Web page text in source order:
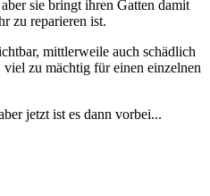
sie bringt ihren Gatten damit
zu reparieren ist.
mittlerweile auch schädlich
zu mächtig für einen einzelnen
jetzt ist es dann vorbei...